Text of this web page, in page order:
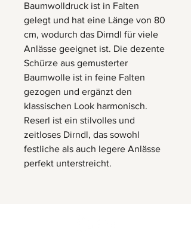
Baumwolldruck ist in Falten
gelegt und hat eine Länge von 80
cm, wodurch das Dirndl für viele
Anlässe geeignet ist. Die dezente
Schürze aus gemusterter
Baumwolle ist in feine Falten
gezogen und ergänzt den
klassischen Look harmonisch.
Reserl ist ein stilvolles und
zeitloses Dirndl, das sowohl
festliche als auch legere Anlässe
perfekt unterstreicht.